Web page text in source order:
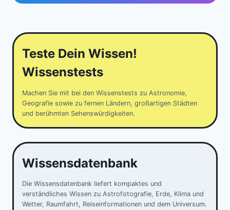
Teste Dein Wissen!
Wissenstests
Machen Sie mit bei den Wissenstests zu Astronomie,
Geografie sowie zu fernen Ländern, großartigen Städten
und berühmten Sehenswürdigkeiten.
Wissensdatenbank
Die Wissensdatenbank liefert kompaktes und
verständliches Wissen zu Astrofotografie, Erde, Klima und
Wetter, Raumfahrt, Reiseinformationen und dem Universum.